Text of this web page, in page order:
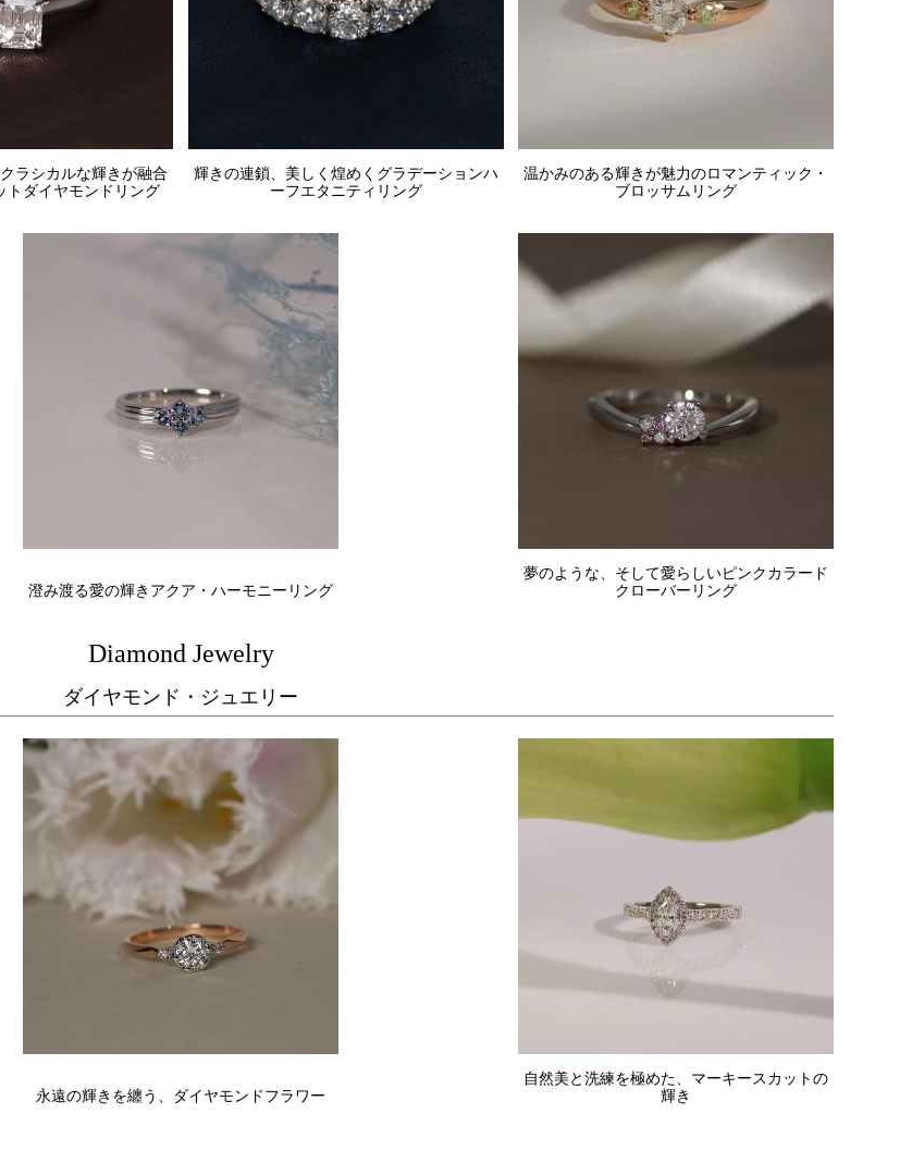
ラシカルな輝きが融合
トダイヤモンドリング
輝きの連鎖、美しく煌めくグラデーションハ
ーフエタニティリング
温かみのある輝きが魅力のロマンティック・
ブロッサムリング
澄み渡る愛の輝きアクア・ハーモニーリング
夢のような、そして愛らしいピンクカラード
クローバーリング
Diamond Jewelry
ダイヤモンド・ジュエリー
永遠の輝きを纏う、ダイヤモンドフラワー
自然美と洗練を極めた、マーキースカットの
輝き